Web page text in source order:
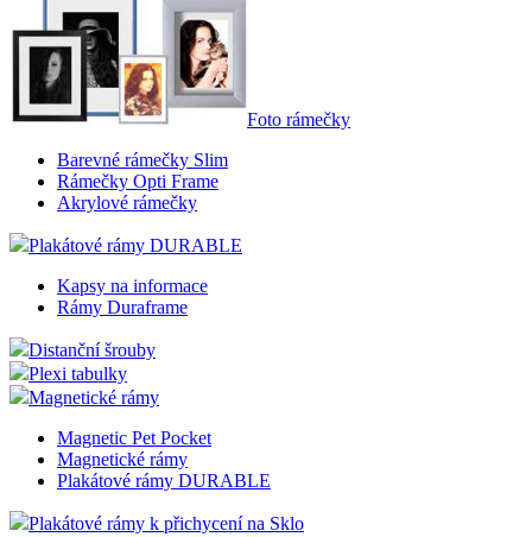
Foto rámečky
Barevné rámečky Slim
Rámečky Opti Frame
Akrylové rámečky
Plakátové rámy DURABLE
Kapsy na informace
Rámy Duraframe
Distanční šrouby
Plexi tabulky
Magnetické rámy
Magnetic Pet Pocket
Magnetické rámy
Plakátové rámy DURABLE
Plakátové rámy k přichycení na Sklo